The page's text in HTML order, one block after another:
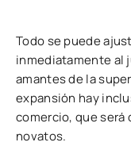
Todo se puede
inmediatamente al
amantes de la
expansión hay
comercio, que será
novatos.